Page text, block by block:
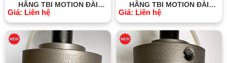
HÃNG TBI MOTION ĐÀI
LOAN
Giá: Liên hệ
HÃNG TBI MOTION ĐÀI
LOAN
Giá: Liên hệ